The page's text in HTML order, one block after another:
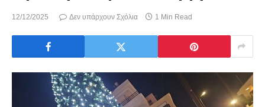
12/12/2025 Δεν υπάρχουν Σχόλια 1 Min Read